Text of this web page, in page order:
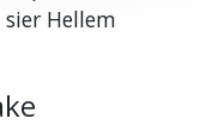
Hellem